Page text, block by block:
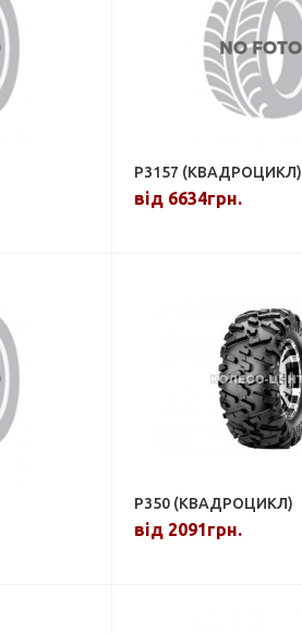
P3157 (КВАДРОЦИКЛ)
від 6634грн.
P350 (КВАДРОЦИКЛ)
від 2091грн.